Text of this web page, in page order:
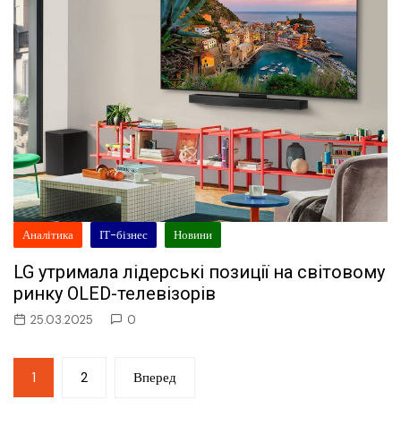
Аналітика ІТ-бізнес Новини
LG утримала лідерські позиції на світовому
ринку OLED-телевізорів
25.03.2025 0
Пагінація
записів
1 2 Вперед